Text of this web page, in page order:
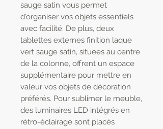
sauge satin vous permet
d'organiser vos objets essentiels
avec facilité. De plus, deux
tablettes externes finition laque
vert sauge satin, situées au centre
de la colonne, offrent un espace
supplémentaire pour mettre en
valeur vos objets de décoration
préférés. Pour sublimer le meuble,
des luminaires LED intégrés en
rétro-éclairage sont placés